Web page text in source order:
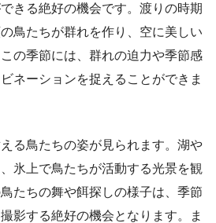
きる絶好の機会です。渡りの時期
鳥たちが群れを作り、空に美しい
の季節には、群れの迫力や季節感
ネーションを捉えることができま
る鳥たちの姿が見られます。湖や
氷上で鳥たちが活動する光景を観
たちの舞や餌探しの様子は、季節
影する絶好の機会となります。ま